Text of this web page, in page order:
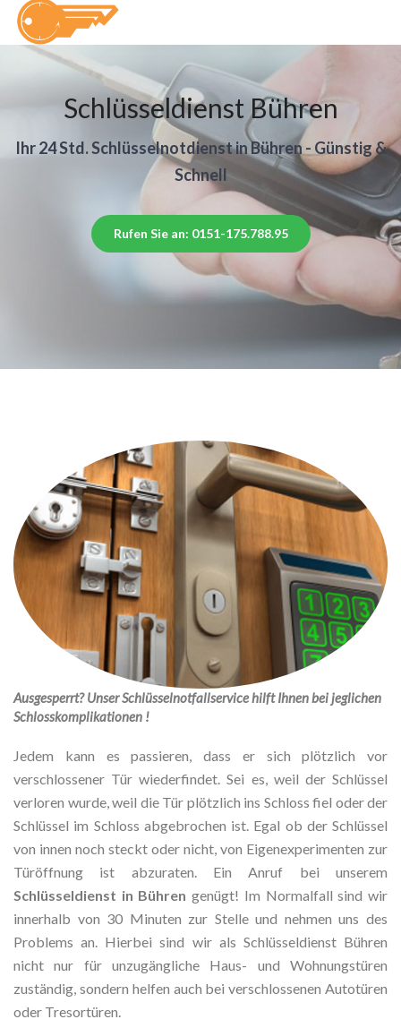
Schlüsseldienst Bühren
Ihr 24 Std. Schlüsselnotdienst in Bühren - Günstig &
Schnell
Rufen Sie an: 0151-175.788.95
Ausgesperrt? Unser Schlüsselnotfallservice hilft Ihnen bei jeglichen
Schlosskomplikationen !
Jedem kann es passieren, dass er sich plötzlich vor
verschlossener Tür wiederfindet. Sei es, weil der Schlüssel
verloren wurde, weil die Tür plötzlich ins Schloss fiel oder der
Schlüssel im Schloss abgebrochen ist. Egal ob der Schlüssel
von innen noch steckt oder nicht, von Eigenexperimenten zur
Türöffnung ist abzuraten. Ein Anruf bei unserem
Schlüsseldienst in Bühren genügt! Im Normalfall sind wir
innerhalb von 30 Minuten zur Stelle und nehmen uns des
Problems an. Hierbei sind wir als Schlüsseldienst Bühren
nicht nur für unzugängliche Haus- und Wohnungstüren
zuständig, sondern helfen auch bei verschlossenen Autotüren
oder Tresortüren.